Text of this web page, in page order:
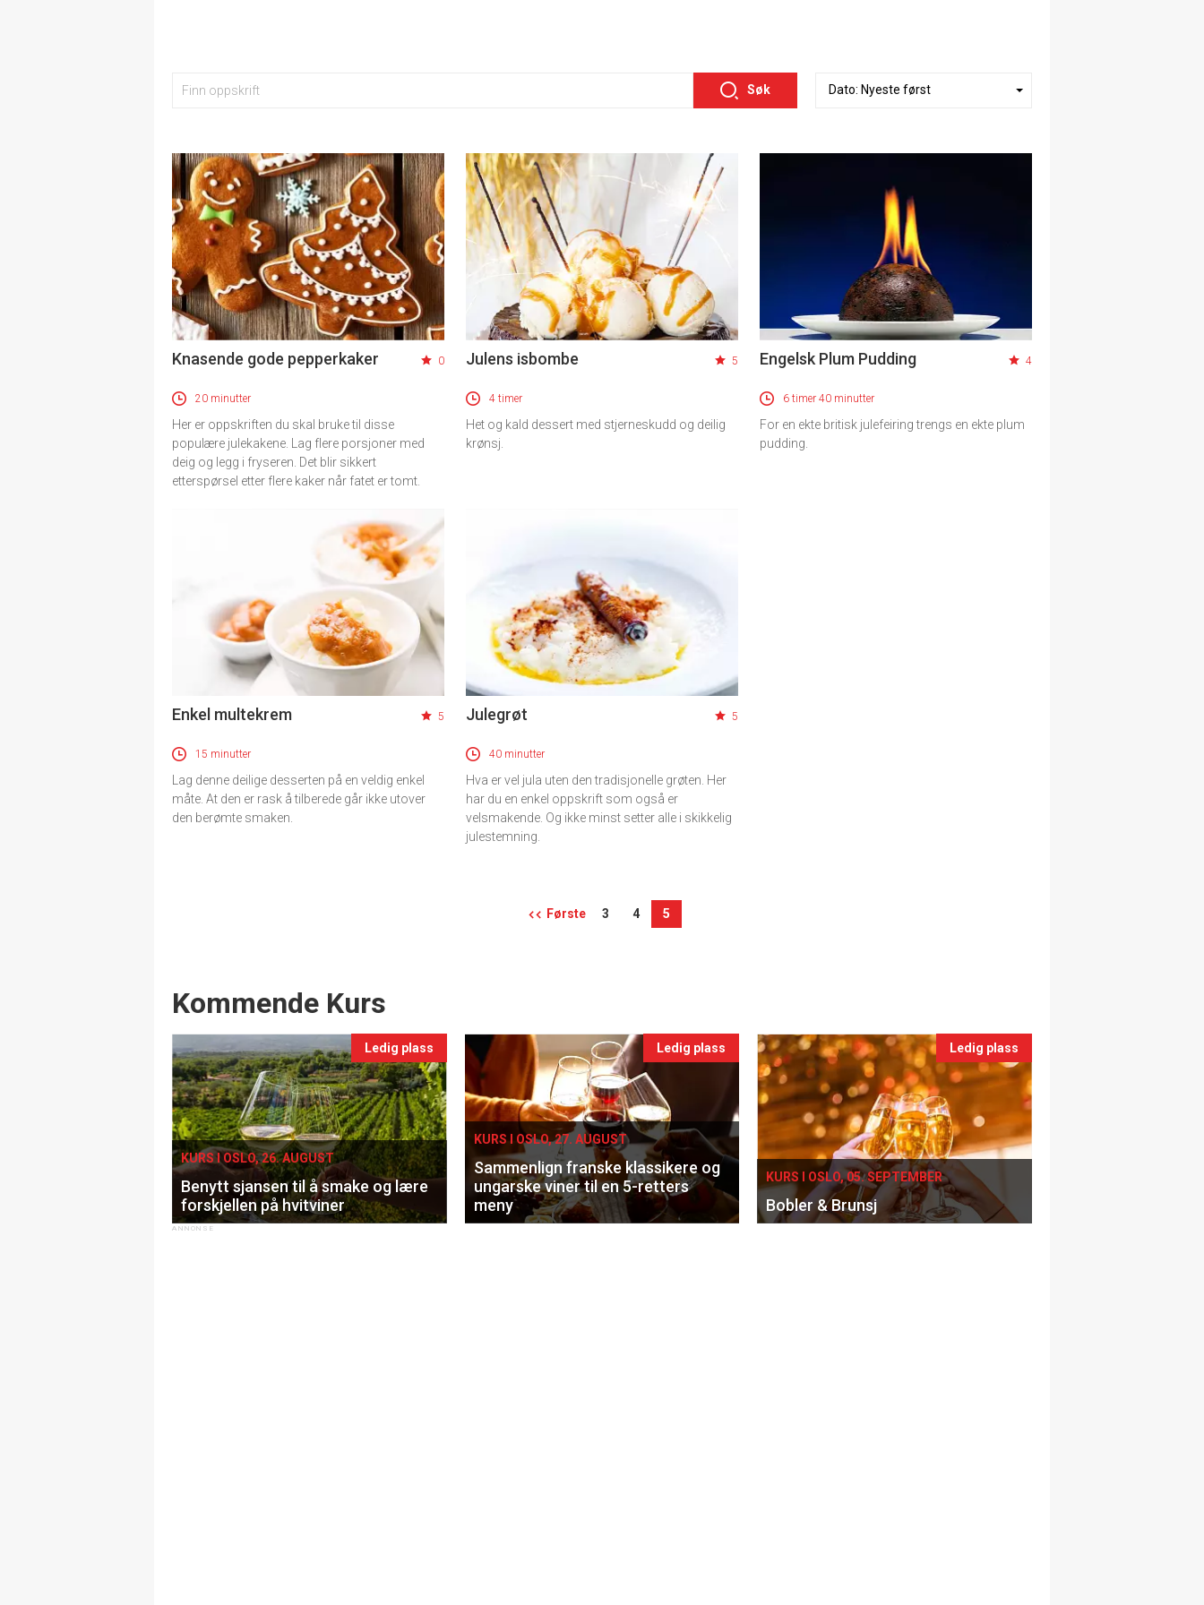
Søk
Knasende gode pepperkaker 0
20 minutter
Her er oppskriften du skal bruke til disse
populære julekakene. Lag flere porsjoner med
deig og legg i fryseren. Det blir sikkert
etterspørsel etter flere kaker når fatet er tomt.
Julens isbombe 5
4 timer
Het og kald dessert med stjerneskudd og deilig
krønsj.
Engelsk Plum Pudding 4
6 timer 40 minutter
For en ekte britisk julefeiring trengs en ekte plum
pudding.
Enkel multekrem 5
15 minutter
Lag denne deilige desserten på en veldig enkel
måte. At den er rask å tilberede går ikke utover
den berømte smaken.
Julegrøt 5
40 minutter
Hva er vel jula uten den tradisjonelle grøten. Her
har du en enkel oppskrift som også er
velsmakende. Og ikke minst setter alle i skikkelig
julestemning.
Første 3 4 5
Events
Kommende Kurs
Ledig plass
KURS I OSLO, 26. AUGUST
Benytt sjansen til å smake og lære
forskjellen på hvitviner
Ledig plass
KURS I OSLO, 27. AUGUST
Sammenlign franske klassikere og
ungarske viner til en 5-retters
meny
Ledig plass
KURS I OSLO, 05. SEPTEMBER
Bobler & Brunsj